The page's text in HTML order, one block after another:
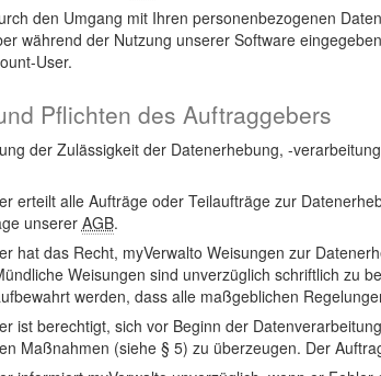
den Umgang mit Ihren personenbezogenen
während der Nutzung unserer Software
User.
Pflichten des Auftraggebers
der Zulässigkeit der Datenerhebung, -
erteilt alle Aufträge oder Teilaufträge zur
unserer AGB.
hat das Recht, myVerwalto Weisungen zur
Weisungen sind unverzüglich schriftlich zu
werden, dass alle maßgeblichen
ist berechtigt, sich vor Beginn der
Maßnahmen (siehe § 5) zu überzeugen. Der